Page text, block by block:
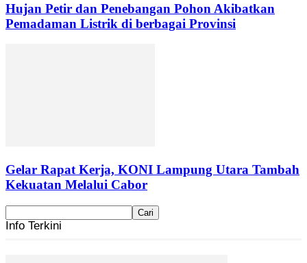
Hujan Petir dan Penebangan Pohon Akibatkan
Pemadaman Listrik di berbagai Provinsi
Gelar Rapat Kerja, KONI Lampung Utara Tambah
Kekuatan Melalui Cabor
Info Terkini